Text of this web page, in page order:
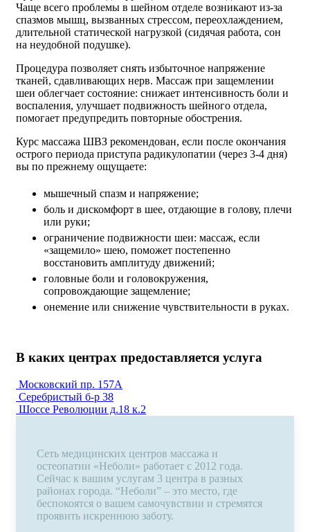
Чаще всего проблемы в шейном отделе возникают из-за
спазмов мышц, вызванных стрессом, переохлаждением,
длительной статической нагрузкой (сидячая работа, сон
на неудобной подушке).
Процедура позволяет снять избыточное напряжение
тканей, сдавливающих нерв. Массаж при защемлении
шеи облегчает состояние: снижает интенсивность боли и
воспаления, улучшает подвижность шейного отдела,
помогает предупредить повторные обострения.
Курс массажа ШВЗ рекомендован, если после окончания
острого периода приступа радикулопатии (через 3-4 дня)
вы по прежнему ощущаете:
мышечный спазм и напряжение;
боль и дискомфорт в шее, отдающие в голову, плечи
или руки;
ограничение подвижности шеи: массаж, если
«защемило» шею, поможет постепенно
восстановить амплитуду движений;
головные боли и головокружения,
сопровождающие защемление;
онемение или снижение чувствительности в руках.
В каких центрах предоставляется услуга
Московский пр. 157А
Серебристый б-р 38
Шоссе Революции д.18 к.2
Сеть медицинских центров массажа и
остеопатии «Неболи» работает с 2012 года.
Сейчас к вашим услугам 3 центра в разных
районах города. “Неболи” – это место, где
беспокоятся о вашем самочувствии и стремятся
проявить искреннюю заботу.